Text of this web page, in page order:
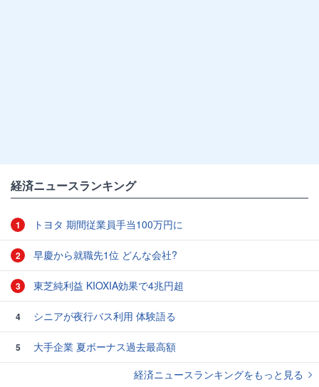
経済ニュースランキング
1 トヨタ 期間従業員手当100万円に
2 早慶から就職先1位 どんな会社?
3 東芝純利益 KIOXIA効果で4兆円超
4 シニアが夜行バス利用 体験語る
5
大手企業 夏ボーナス過去最高額
経済ニュースランキングをもっと見る